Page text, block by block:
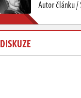
Autor článku
DISKUZE